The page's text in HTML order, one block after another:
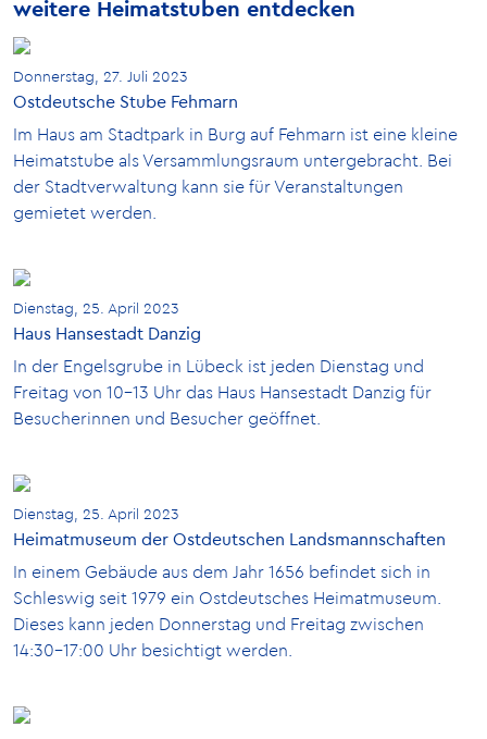
weitere Heimatstuben entdecken
Donnerstag, 27. Juli 2023
Ostdeutsche Stube Fehmarn
Im Haus am Stadtpark in Burg auf Fehmarn ist eine kleine
Heimatstube als Versammlungsraum untergebracht. Bei
der Stadtverwaltung kann sie für Veranstaltungen
gemietet werden.
Dienstag, 25. April 2023
Haus Hansestadt Danzig
In der Engelsgrube in Lübeck ist jeden Dienstag und
Freitag von 10-13 Uhr das Haus Hansestadt Danzig für
Besucherinnen und Besucher geöffnet.
Dienstag, 25. April 2023
Heimatmuseum der Ostdeutschen Landsmannschaften
In einem Gebäude aus dem Jahr 1656 befindet sich in
Schleswig seit 1979 ein Ostdeutsches Heimatmuseum.
Dieses kann jeden Donnerstag und Freitag zwischen
14:30-17:00 Uhr besichtigt werden.